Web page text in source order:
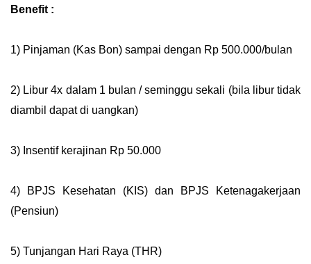
Benefit :
1) Pinjaman (Kas Bon) sampai dengan Rp 500.000/bulan
2) Libur 4x dalam 1 bulan / seminggu sekali (bila libur tidak
diambil dapat di uangkan)
3) Insentif kerajinan Rp 50.000
4) BPJS Kesehatan (KIS) dan BPJS Ketenagakerjaan
(Pensiun)
5) Tunjangan Hari Raya (THR)